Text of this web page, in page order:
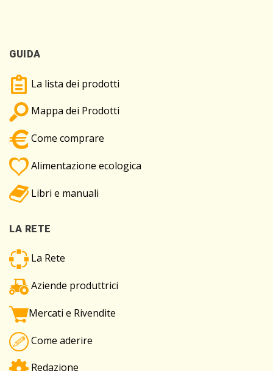
GUIDA
La lista dei prodotti
Mappa dei Prodotti
Come comprare
Alimentazione ecologica
Libri e manuali
LA RETE
La Rete
Aziende produttrici
Mercati e Rivendite
Come aderire
Redazione